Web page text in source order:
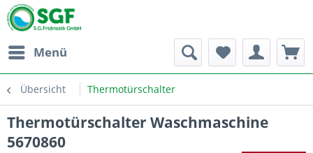
Menü
Übersicht Thermotürschalter
Thermotürschalter Waschmaschine
5670860